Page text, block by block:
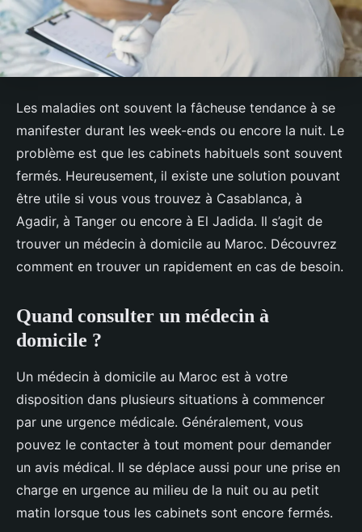
Les maladies ont souvent la fâcheuse tendance à se
manifester durant les week-ends ou encore la nuit. Le
problème est que les cabinets habituels sont souvent
fermés. Heureusement, il existe une solution pouvant
être utile si vous vous trouvez à Casablanca, à
Agadir, à Tanger ou encore à El Jadida. Il s’agit de
trouver un médecin à domicile au Maroc. Découvrez
comment en trouver un rapidement en cas de besoin.
Quand consulter un médecin à
domicile ?
Un médecin à domicile au Maroc est à votre
disposition dans plusieurs situations à commencer
par une urgence médicale. Généralement, vous
pouvez le contacter à tout moment pour demander
un avis médical. Il se déplace aussi pour une prise en
charge en urgence au milieu de la nuit ou au petit
matin lorsque tous les cabinets sont encore fermés.